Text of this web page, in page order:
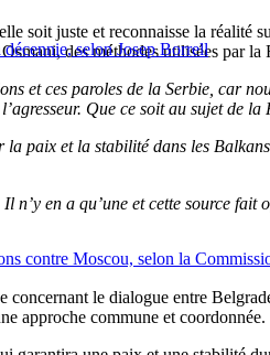
selon Josep Borrell
soit juste et reconnaisse la
des méthodes utilisées par
et ces paroles de la Serbie, car
Que ce soit au sujet de
la paix et la stabilité dans les
en a qu’une et cette source
contre Moscou, selon la
le dialogue entre
approche commune et coordonnée.